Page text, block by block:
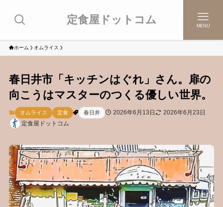
定食屋ドットコム MENU
ホーム オムライス
春日井市「キッチンはぐれ」さん。扉の
向こうはマスターのつくる優しい世界。
オムライス 定食 春日井 2026年6月13日
2026年6月23日
定食屋ドットコム